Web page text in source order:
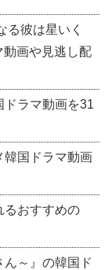
る彼は星いく
画や見逃し配
ドラマ動画を31
韓国ドラマ動画
るおすすめの
ん～』の韓国ド